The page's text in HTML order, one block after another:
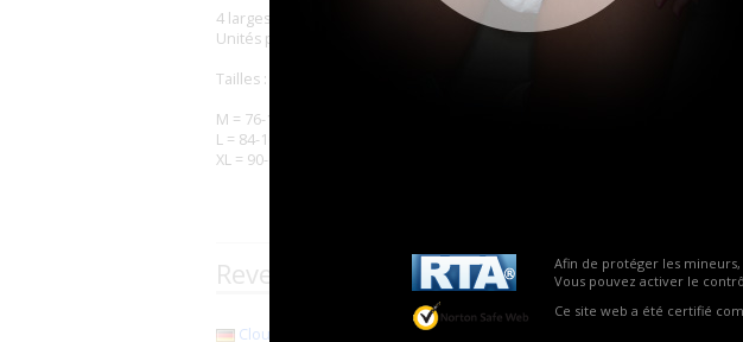
Afin de protéger les
Vous pouvez activer le
Ce site web a été certifié
4 larges attaches
Unités par paquet : 12
Tailles :
M = 76-102 cm (30"-40")
L = 84-107 cm (33"-42")
XL = 90-120 cm (36"-47")
Revendeurs de la marque Forsite
Cloudrys (96215 Lichtenfels)